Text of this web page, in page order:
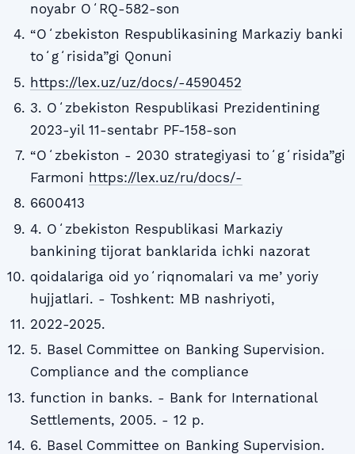
noyabr OʻRQ-582-son
“Oʻzbekiston Respublikasining Markaziy banki
toʻgʻrisida”gi Qonuni
https://lex.uz/uz/docs/-4590452
3. Oʻzbekiston Respublikasi Prezidentining
2023-yil 11-sentabr PF-158-son
“Oʻzbekiston - 2030 strategiyasi toʻgʻrisida”gi
Farmoni https://lex.uz/ru/docs/-
6600413
4. Oʻzbekiston Respublikasi Markaziy
bankining tijorat banklarida ichki nazorat
qoidalariga oid yoʻriqnomalari va meʼyoriy
hujjatlari. - Toshkent: MB nashriyoti,
2022-2025.
5. Basel Committee on Banking Supervision.
Compliance and the compliance
function in banks. - Bank for International
Settlements, 2005. - 12 p.
6. Basel Committee on Banking Supervision.